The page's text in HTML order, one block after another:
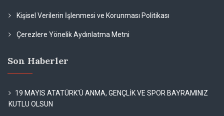
Kişisel Verilerin İşlenmesi ve Korunması Politikası
Çerezlere Yönelik Aydınlatma Metni
Son Haberler
19 MAYIS ATATÜRK'Ü ANMA, GENÇLİK VE SPOR BAYRAMINIZ
KUTLU OLSUN